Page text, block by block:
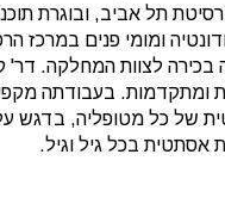
תל אביב, ובוגרת
ומומי פנים
בכירה לצוות המחלקה. דר'
ומתקדמות. בעבודתה
של כל מטופליה, בדגש
אסתטית בכל גיל וגיל.